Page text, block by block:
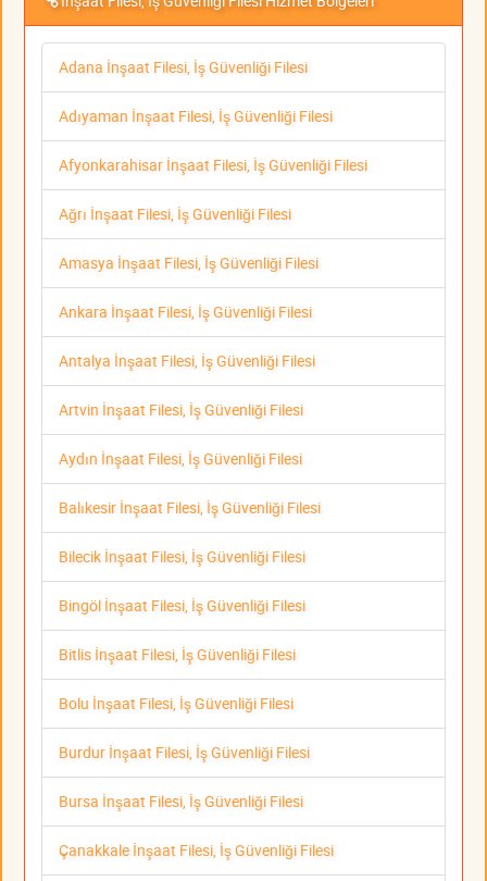
Adana İnşaat Filesi, İş Güvenliği Filesi
Adıyaman İnşaat Filesi, İş Güvenliği Filesi
Afyonkarahisar İnşaat Filesi, İş Güvenliği Filesi
Ağrı İnşaat Filesi, İş Güvenliği Filesi
Amasya İnşaat Filesi, İş Güvenliği Filesi
Ankara İnşaat Filesi, İş Güvenliği Filesi
Antalya İnşaat Filesi, İş Güvenliği Filesi
Artvin İnşaat Filesi, İş Güvenliği Filesi
Aydın İnşaat Filesi, İş Güvenliği Filesi
Balıkesir İnşaat Filesi, İş Güvenliği Filesi
Bilecik İnşaat Filesi, İş Güvenliği Filesi
Bingöl İnşaat Filesi, İş Güvenliği Filesi
Bitlis İnşaat Filesi, İş Güvenliği Filesi
Bolu İnşaat Filesi, İş Güvenliği Filesi
Burdur İnşaat Filesi, İş Güvenliği Filesi
Bursa İnşaat Filesi, İş Güvenliği Filesi
Çanakkale İnşaat Filesi, İş Güvenliği Filesi